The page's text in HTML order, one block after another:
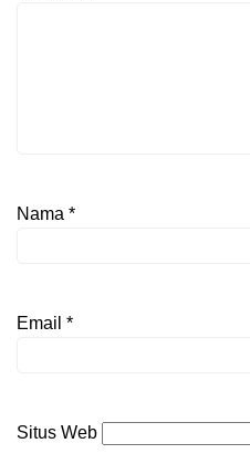
Nama *
Email *
Situs Web